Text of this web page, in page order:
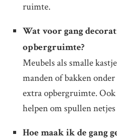
ruimte.
Wat voor gang
opbergruimte?
Meubels als smalle
manden of bakken
extra opbergruimte.
helpen om spullen
Hoe maak ik de gang